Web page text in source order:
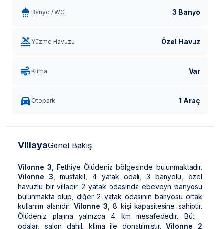
Banyo / WC 3 Banyo
Yüzme Havuzu Özel Havuz
Klima Var
Otopark 1 Araç
VillayaGenel Bakış
Vilonne 3 , Fethiye Ölüdeniz bölgesinde bulunmaktadır.
Vilonne 3 , müstakil, 4 yatak odalı, 3 banyolu, özel
havuzlu bir villadır. 2 yatak odasında ebeveyn banyosu
bulunmakta olup, diğer 2 yatak odasının banyosu ortak
kullanım alanıdır. Vilonne 3 , 8 kişi kapasitesine sahiptir.
Ölüdeniz plajına yalnızca 4 km mesafededir. Bütün
odalar, salon dahil, klima ile donatılmıştır. Vilonne 2